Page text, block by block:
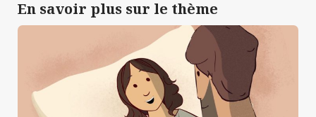
En savoir plus sur le thème